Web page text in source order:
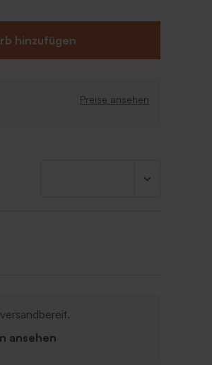
hinzufügen
Preise ansehen
versandbereit.
ansehen